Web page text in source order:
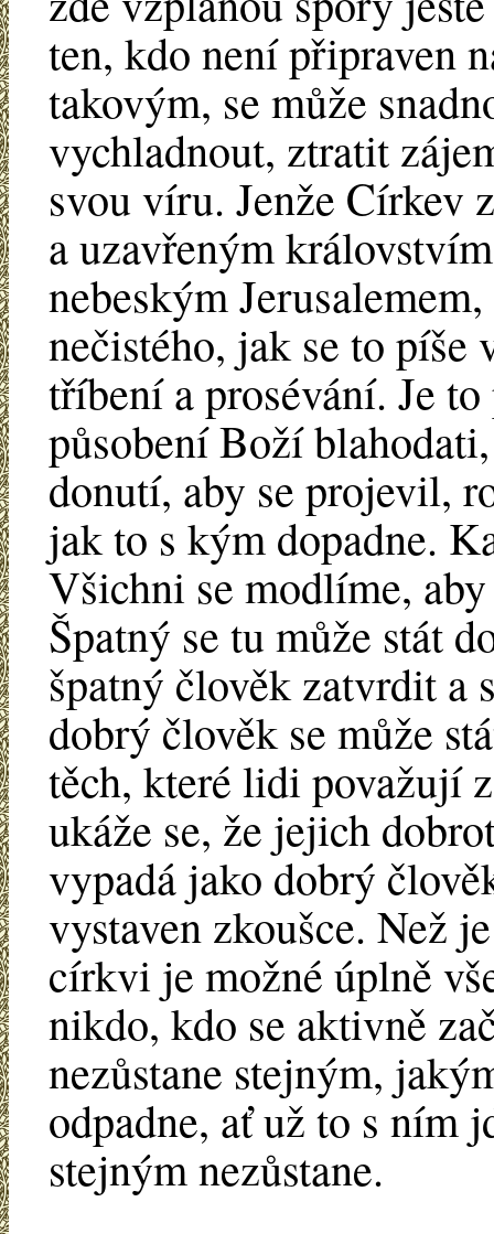
ten, kdo není připraven
takovým, se může
vychladnout, ztratit
svou víru. Jenže Církev
a uzavřeným
nebeským
nečistého, jak se to píše
tříbení a prosévání. Je
působení Boží
donutí, aby se projevil,
jak to s kým dopadne.
Všichni se modlíme,
Špatný se tu může stát
špatný člověk zatvrdit a
dobrý člověk se může
těch, které lidi považují
ukáže se, že jejich
vypadá jako dobrý
vystaven zkoušce. Než
církvi je možné úplně
nikdo, kdo se aktivně
nezůstane stejným,
odpadne, ať už to s ním
stejným nezůstane.